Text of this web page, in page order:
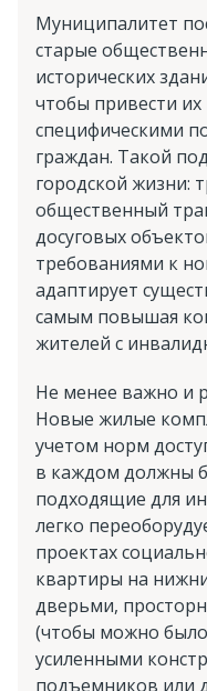
Муниципалитет
старые
исторических
чтобы привести их
специфическими
граждан. Такой
городской жизни:
общественный
досуговых
требованиями к
адаптирует
самым повышая
жителей с
Не менее важно и
Новые жилые
учетом норм
в каждом должны
подходящие для
легко
проектах
квартиры на
дверьми,
(чтобы можно было
усиленными
подъемников или